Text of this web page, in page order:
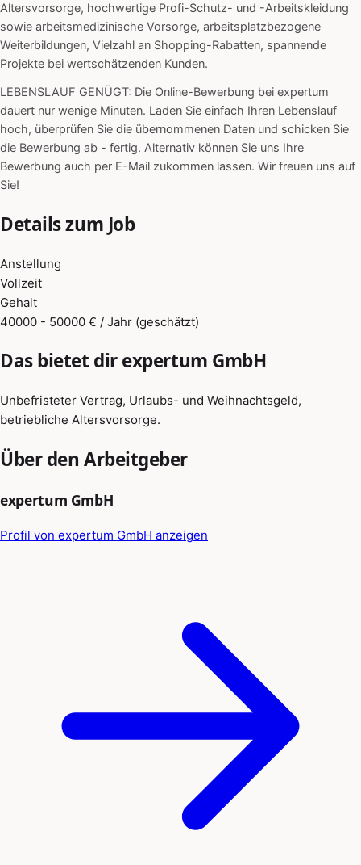
Altersvorsorge, hochwertige Profi-Schutz- und -Arbeitskleidung
sowie arbeitsmedizinische Vorsorge, arbeitsplatzbezogene
Weiterbildungen, Vielzahl an Shopping-Rabatten, spannende
Projekte bei wertschätzenden Kunden.
LEBENSLAUF GENÜGT: Die Online-Bewerbung bei expertum
dauert nur wenige Minuten. Laden Sie einfach Ihren Lebenslauf
hoch, überprüfen Sie die übernommenen Daten und schicken Sie
die Bewerbung ab - fertig. Alternativ können Sie uns Ihre
Bewerbung auch per E-Mail zukommen lassen. Wir freuen uns auf
Sie!
Details zum Job
Anstellung
Vollzeit
Gehalt
40000 - 50000 € / Jahr (geschätzt)
Das bietet dir expertum GmbH
Unbefristeter Vertrag, Urlaubs- und Weihnachtsgeld,
betriebliche Altersvorsorge.
Über den Arbeitgeber
expertum GmbH
Profil von expertum GmbH anzeigen